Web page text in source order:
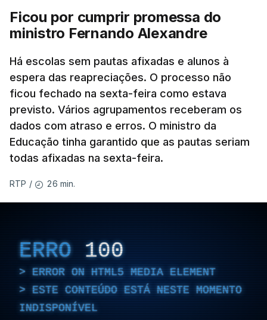
Ficou por cumprir promessa do
ministro Fernando Alexandre
Há escolas sem pautas afixadas e alunos à
espera das reapreciações. O processo não
ficou fechado na sexta-feira como estava
previsto. Vários agrupamentos receberam os
dados com atraso e erros. O ministro da
Educação tinha garantido que as pautas seriam
todas afixadas na sexta-feira.
RTP / 26 min.
ERRO 100
ERROR ON HTML5 MEDIA ELEMENT
ESTE CONTEÚDO ESTÁ NESTE MOMENTO
INDISPONÍVEL